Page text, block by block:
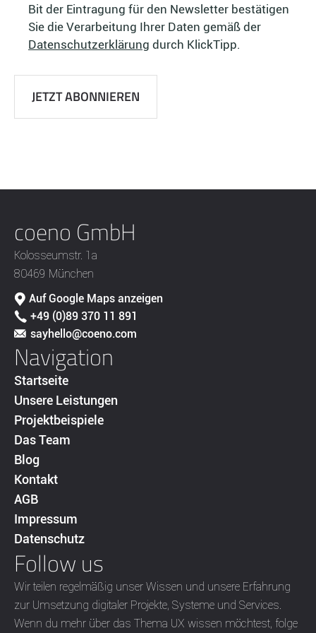
Bit der Eintragung für den Newsletter bestätigen
Sie die Verarbeitung Ihrer Daten gemäß der
Datenschutzerklärung durch KlickTipp.
coeno GmbH
Kolosseumstr. 1a
80469 München
Auf Google Maps anzeigen
+49 (0)89 370 11 891
sayhello@coeno.com
Navigation
Startseite
Unsere Leistungen
Projektbeispiele
Das Team
Blog
Kontakt
AGB
Impressum
Datenschutz
Follow us
Wir teilen regelmäßig unser Wissen und unsere Erfahrung
zur Umsetzung digitaler Projekte, Systeme und Services.
Wenn du mehr über das Thema UX wissen möchtest, folge